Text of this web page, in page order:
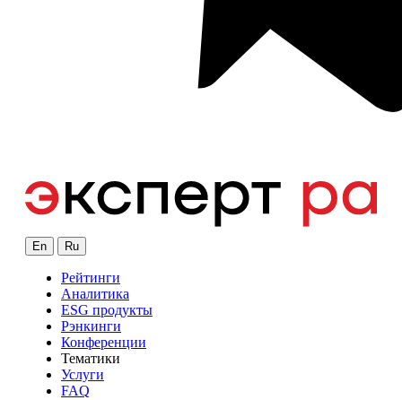
En Ru
Рейтинги
Аналитика
ESG продукты
Рэнкинги
Конференции
Тематики
Услуги
FAQ